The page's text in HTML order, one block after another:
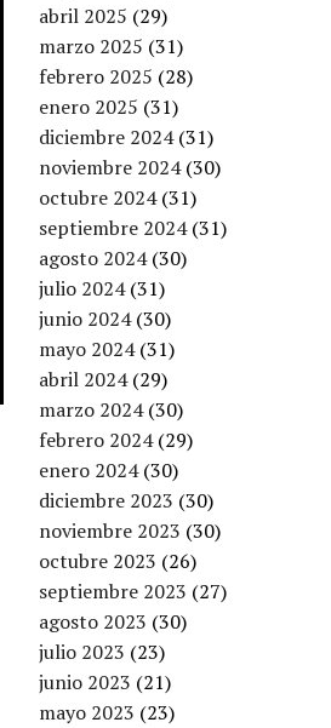
abril 2025 (29)
marzo 2025 (31)
febrero 2025 (28)
enero 2025 (31)
diciembre 2024(31)
noviembre 2024(30)
octubre 2024(31)
septiembre 2024(31)
agosto 2024(30)
julio 2024(31)
junio 2024(30)
mayo 2024(31)
abril 2024(29)
marzo 2024(30)
febrero 2024(29)
enero 2024(30)
diciembre 2023 (30)
noviembre 2023 (30)
octubre 2023 (26)
septiembre 2023 (27)
agosto 2023 (30)
julio 2023 (23)
junio 2023 (21)
mayo 2023 (23)